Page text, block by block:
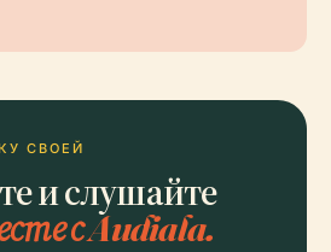
СВОЕЙ
и слушайте
с Audiala.